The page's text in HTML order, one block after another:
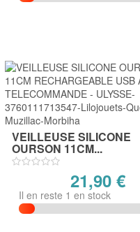
VEILLEUSE SILICONE
OURSON 11CM...
21,90 €
Il en reste 1 en stock